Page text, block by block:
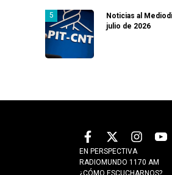
Noticias al
julio de 2026
EN PERSPECTIVA
RADIOMUNDO 1170 AM
¿CÓMO ESCUCHARNOS?